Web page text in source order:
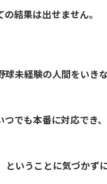
結果は出せません。
未経験の人間をいき
でも本番に対応でき
いうことに気づかずに